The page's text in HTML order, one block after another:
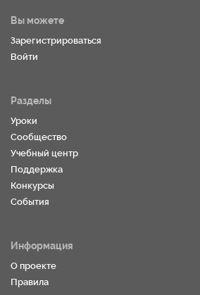
Вы можете
Зарегистрироваться
Войти
Разделы
Уроки
Сообщество
Учебный центр
Поддержка
Конкурсы
События
Информация
О проекте
Правила